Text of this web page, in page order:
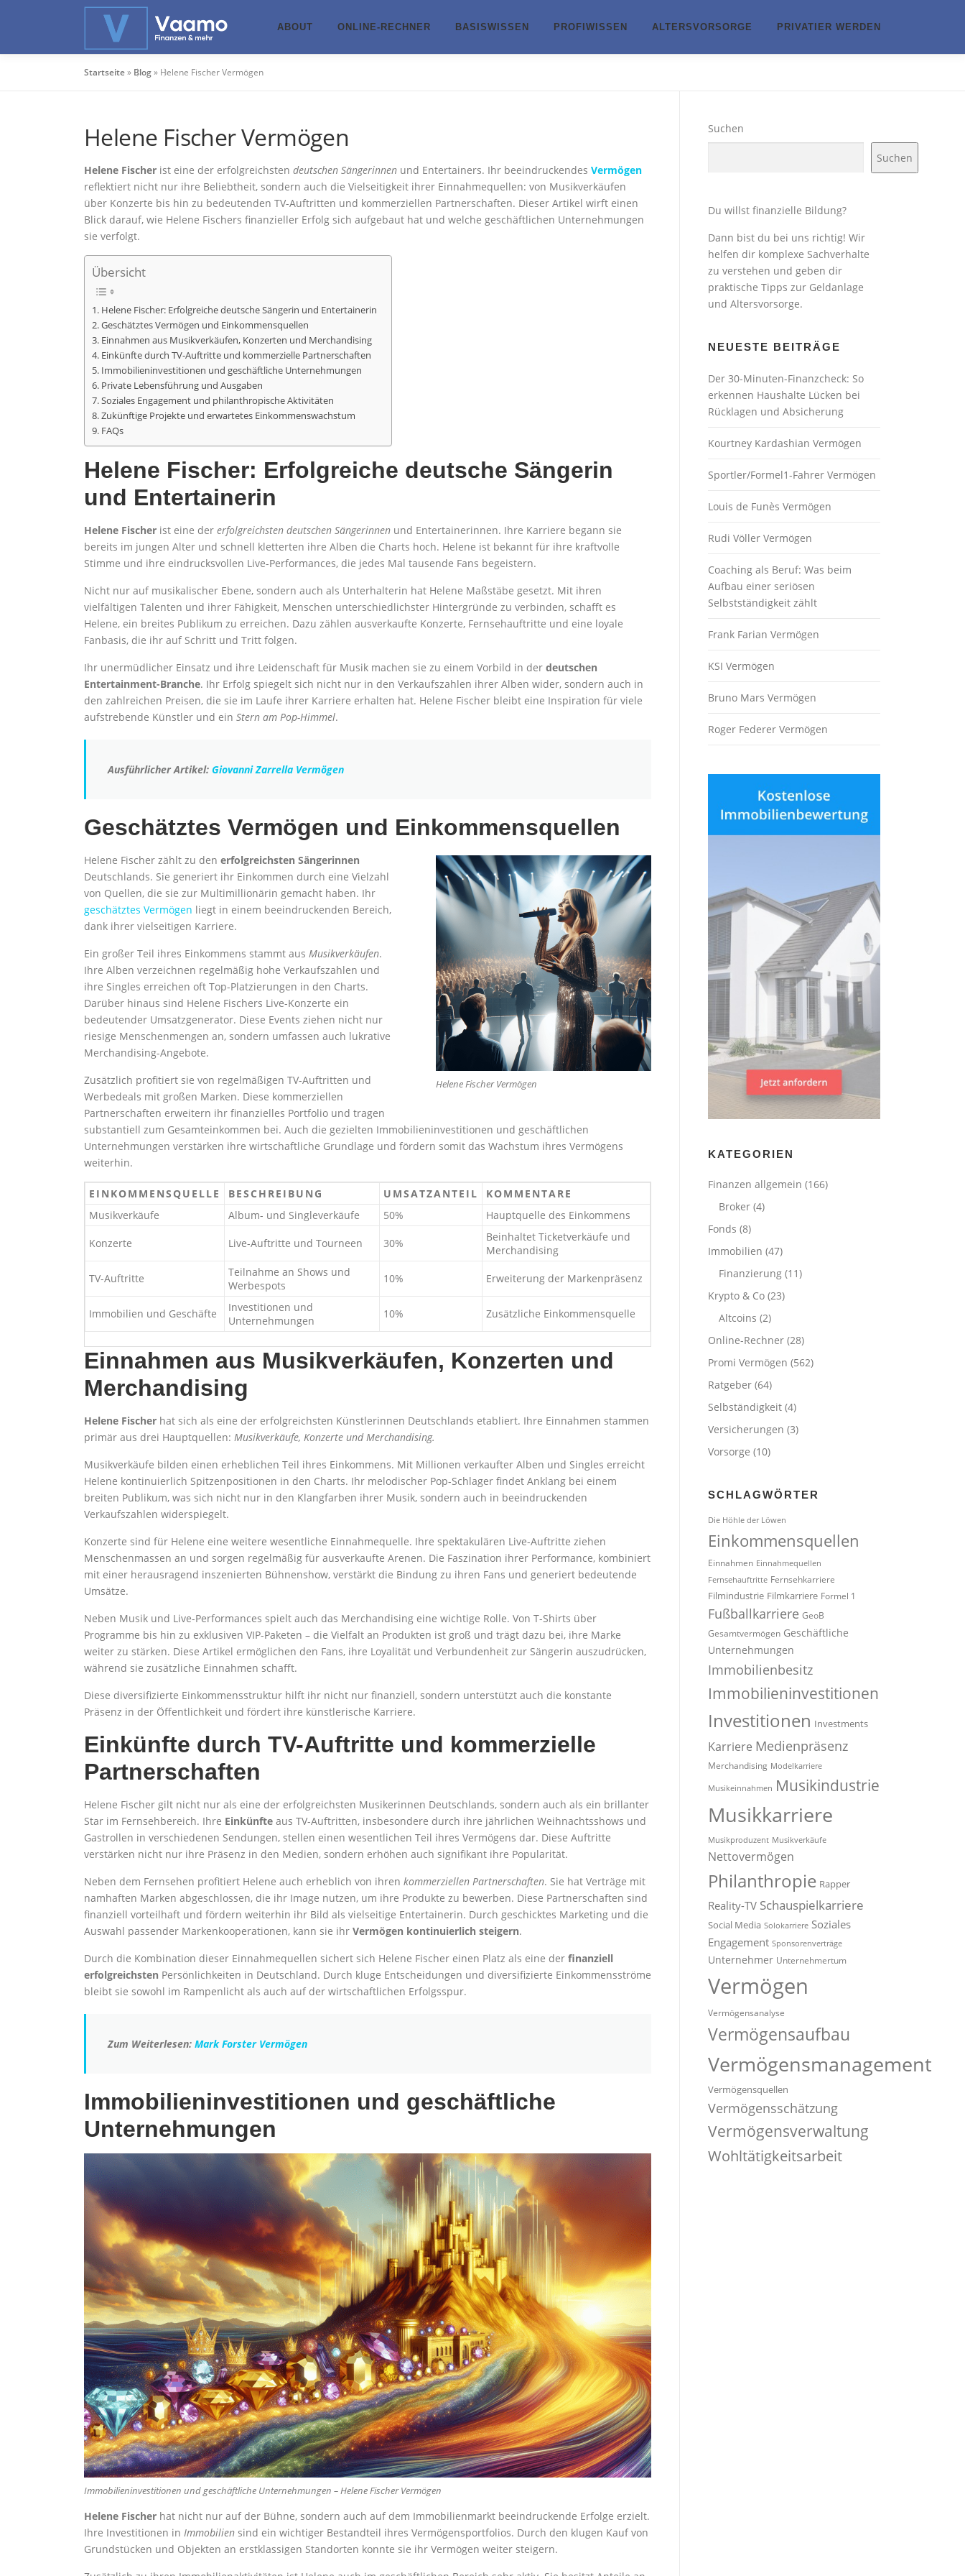
ABOUT ONLINE-RECHNER BASISWISSEN PROFIWISSEN ALTERSVORSORGE PRIVATIER WERDEN
Startseite» Blog» Helene Fischer Vermögen
Helene Fischer Vermögen
Helene Fischer ist eine der erfolgreichsten deutschen Sängerinnen und Entertainers. Ihr beeindruckendes Vermögen
reflektiert nicht nur ihre Beliebtheit, sondern auch die Vielseitigkeit ihrer Einnahmequellen: von Musikverkäufen
über Konzerte bis hin zu bedeutenden TV-Auftritten und kommerziellen Partnerschaften. Dieser Artikel wirft einen
Blick darauf, wie Helene Fischers finanzieller Erfolg sich aufgebaut hat und welche geschäftlichen Unternehmungen
sie verfolgt.
Übersicht
Helene Fischer: Erfolgreiche deutsche Sängerin und Entertainerin
Geschätztes Vermögen und Einkommensquellen
Einnahmen aus Musikverkäufen, Konzerten und Merchandising
Einkünfte durch TV-Auftritte und kommerzielle Partnerschaften
Immobilieninvestitionen und geschäftliche Unternehmungen
Private Lebensführung und Ausgaben
Soziales Engagement und philanthropische Aktivitäten
Zukünftige Projekte und erwartetes Einkommenswachstum
FAQs
Helene Fischer: Erfolgreiche deutsche Sängerin
und Entertainerin
Helene Fischer ist eine der erfolgreichsten deutschen Sängerinnen und Entertainerinnen. Ihre Karriere begann sie
bereits im jungen Alter und schnell kletterten ihre Alben die Charts hoch. Helene ist bekannt für ihre kraftvolle
Stimme und ihre eindrucksvollen Live-Performances, die jedes Mal tausende Fans begeistern.
Nicht nur auf musikalischer Ebene, sondern auch als Unterhalterin hat Helene Maßstäbe gesetzt. Mit ihren
vielfältigen Talenten und ihrer Fähigkeit, Menschen unterschiedlichster Hintergründe zu verbinden, schafft es
Helene, ein breites Publikum zu erreichen. Dazu zählen ausverkaufte Konzerte, Fernsehauftritte und eine loyale
Fanbasis, die ihr auf Schritt und Tritt folgen.
Ihr unermüdlicher Einsatz und ihre Leidenschaft für Musik machen sie zu einem Vorbild in der deutschen
Entertainment-Branche. Ihr Erfolg spiegelt sich nicht nur in den Verkaufszahlen ihrer Alben wider, sondern auch in
den zahlreichen Preisen, die sie im Laufe ihrer Karriere erhalten hat. Helene Fischer bleibt eine Inspiration für viele
aufstrebende Künstler und ein Stern am Pop-Himmel.
Ausführlicher Artikel: Giovanni Zarrella Vermögen
Geschätztes Vermögen und Einkommensquellen
Helene Fischer Vermögen
Helene Fischer zählt zu den erfolgreichsten Sängerinnen
Deutschlands. Sie generiert ihr Einkommen durch eine Vielzahl
von Quellen, die sie zur Multimillionärin gemacht haben. Ihr
geschätztes Vermögen liegt in einem beeindruckenden Bereich,
dank ihrer vielseitigen Karriere.
Ein großer Teil ihres Einkommens stammt aus Musikverkäufen.
Ihre Alben verzeichnen regelmäßig hohe Verkaufszahlen und
ihre Singles erreichen oft Top-Platzierungen in den Charts.
Darüber hinaus sind Helene Fischers Live-Konzerte ein
bedeutender Umsatzgenerator. Diese Events ziehen nicht nur
riesige Menschenmengen an, sondern umfassen auch lukrative
Merchandising-Angebote.
Zusätzlich profitiert sie von regelmäßigen TV-Auftritten und
Werbedeals mit großen Marken. Diese kommerziellen
Partnerschaften erweitern ihr finanzielles Portfolio und tragen
substantiell zum Gesamteinkommen bei. Auch die gezielten Immobilieninvestitionen und geschäftlichen
Unternehmungen verstärken ihre wirtschaftliche Grundlage und fördern somit das Wachstum ihres Vermögens
weiterhin.
EINKOMMENSQUELLE BESCHREIBUNG UMSATZANTEIL
KOMMENTARE
Musikverkäufe
Album- und Singleverkäufe 50% Hauptquelle des Einkommens
Konzerte Live-Auftritte und Tourneen 30%
Beinhaltet Ticketverkäufe und
Merchandising
TV-Auftritte
Teilnahme an Shows und
Werbespots
10% Erweiterung der Markenpräsenz
Immobilien und Geschäfte
Investitionen und
Unternehmungen
10% Zusätzliche Einkommensquelle
Einnahmen aus Musikverkäufen, Konzerten und
Merchandising
Helene Fischer hat sich als eine der erfolgreichsten Künstlerinnen Deutschlands etabliert. Ihre Einnahmen stammen
primär aus drei Hauptquellen: Musikverkäufe, Konzerte und Merchandising.
Musikverkäufe bilden einen erheblichen Teil ihres Einkommens. Mit Millionen verkaufter Alben und Singles erreicht
Helene kontinuierlich Spitzenpositionen in den Charts. Ihr melodischer Pop-Schlager findet Anklang bei einem
breiten Publikum, was sich nicht nur in den Klangfarben ihrer Musik, sondern auch in beeindruckenden
Verkaufszahlen widerspiegelt.
Konzerte sind für Helene eine weitere wesentliche Einnahmequelle. Ihre spektakulären Live-Auftritte ziehen
Menschenmassen an und sorgen regelmäßig für ausverkaufte Arenen. Die Faszination ihrer Performance, kombiniert
mit einer herausragend inszenierten Bühnenshow, verstärkt die Bindung zu ihren Fans und generiert bedeutende
Umsätze.
Neben Musik und Live-Performances spielt auch das Merchandising eine wichtige Rolle. Von T-Shirts über
Programme bis hin zu exklusiven VIP-Paketen – die Vielfalt an Produkten ist groß und trägt dazu bei, ihre Marke
weiter zu stärken. Diese Artikel ermöglichen den Fans, ihre Loyalität und Verbundenheit zur Sängerin auszudrücken,
während sie zusätzliche Einnahmen schafft.
Diese diversifizierte Einkommensstruktur hilft ihr nicht nur finanziell, sondern unterstützt auch die konstante
Präsenz in der Öffentlichkeit und fördert ihre künstlerische Karriere.
Einkünfte durch TV-Auftritte und kommerzielle
Partnerschaften
Helene Fischer gilt nicht nur als eine der erfolgreichsten Musikerinnen Deutschlands, sondern auch als ein brillanter
Star im Fernsehbereich. Ihre Einkünfte aus TV-Auftritten, insbesondere durch ihre jährlichen Weihnachtsshows und
Gastrollen in verschiedenen Sendungen, stellen einen wesentlichen Teil ihres Vermögens dar. Diese Auftritte
verstärken nicht nur ihre Präsenz in den Medien, sondern erhöhen auch signifikant ihre Popularität.
Neben dem Fernsehen profitiert Helene auch erheblich von ihren kommerziellen Partnerschaften. Sie hat Verträge mit
namhaften Marken abgeschlossen, die ihr Image nutzen, um ihre Produkte zu bewerben. Diese Partnerschaften sind
finanziell vorteilhaft und fördern weiterhin ihr Bild als vielseitige Entertainerin. Durch geschicktes Marketing und die
Auswahl passender Markenkooperationen, kann sie ihr Vermögen kontinuierlich steigern.
Durch die Kombination dieser Einnahmequellen sichert sich Helene Fischer einen Platz als eine der finanziell
erfolgreichsten Persönlichkeiten in Deutschland. Durch kluge Entscheidungen und diversifizierte Einkommensströme
bleibt sie sowohl im Rampenlicht als auch auf der wirtschaftlichen Erfolgsspur.
Zum Weiterlesen: Mark Forster Vermögen
Immobilieninvestitionen und geschäftliche
Unternehmungen
Immobilieninvestitionen und geschäftliche Unternehmungen – Helene Fischer Vermögen
Helene Fischer hat nicht nur auf der Bühne, sondern auch auf dem Immobilienmarkt beeindruckende Erfolge erzielt.
Ihre Investitionen in Immobilien sind ein wichtiger Bestandteil ihres Vermögensportfolios. Durch den klugen Kauf von
Grundstücken und Objekten an erstklassigen Standorten konnte sie ihr Vermögen weiter steigern.
Suchen
Suchen
Du willst finanzielle Bildung?
Dann bist du bei uns richtig! Wir
helfen dir komplexe Sachverhalte
zu verstehen und geben dir
praktische Tipps zur Geldanlage
und Altersvorsorge.
NEUESTE BEITRÄGE
Der 30-Minuten-Finanzcheck: So
erkennen Haushalte Lücken bei
Rücklagen und Absicherung
Kourtney Kardashian Vermögen
Sportler/Formel1-Fahrer Vermögen
Louis de Funès Vermögen
Rudi Völler Vermögen
Coaching als Beruf: Was beim
Aufbau einer seriösen
Selbstständigkeit zählt
Frank Farian Vermögen
KSI Vermögen
Bruno Mars Vermögen
Roger Federer Vermögen
KATEGORIEN
Finanzen allgemein (166)
Broker (4)
Fonds (8)
Immobilien (47)
Finanzierung (11)
Krypto & Co (23)
Altcoins (2)
Online-Rechner (28)
Promi Vermögen (562)
Ratgeber (64)
Selbständigkeit (4)
Versicherungen (3)
Vorsorge (10)
SCHLAGWÖRTER
Die Höhle der Löwen
Einkommensquellen
Einnahmen Einnahmequellen
Fernsehauftritte Fernsehkarriere
Filmindustrie Filmkarriere Formel 1
Fußballkarriere GeoB
Gesamtvermögen Geschäftliche
Unternehmungen
Immobilienbesitz
Immobilieninvestitionen
Investitionen Investments
Karriere Medienpräsenz
Merchandising Modelkarriere
Musikeinnahmen Musikindustrie
Musikkarriere
Musikproduzent Musikverkäufe
Nettovermögen
Philanthropie Rapper
Reality-TV Schauspielkarriere
Social Media Solokarriere Soziales
Engagement Sponsorenverträge
Unternehmer Unternehmertum
Vermögen
Vermögensanalyse
Vermögensaufbau
Vermögensmanagement
Vermögensquellen
Vermögensschätzung
Vermögensverwaltung
Wohltätigkeitsarbeit